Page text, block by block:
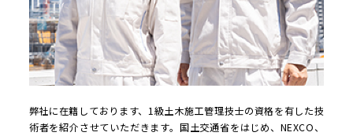
弊社に在籍しております、1級土木施工管理技士の資格を有した技
術者を紹介させていただきます。国土交通省をはじめ、NEXCO、